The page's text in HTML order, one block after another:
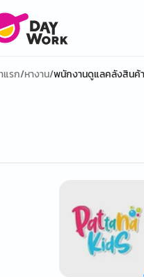
แรก/หางาน/พนักงานดูแลคลังสินค้